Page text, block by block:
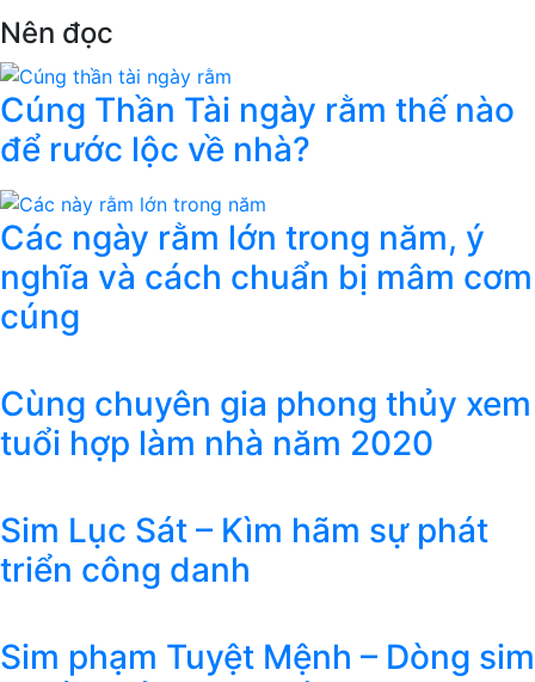
Nên đọc
Cúng Thần Tài ngày rằm thế nào
để rước lộc về nhà?
Các ngày rằm lớn trong năm, ý
nghĩa và cách chuẩn bị mâm cơm
cúng
Cùng chuyên gia phong thủy xem
tuổi hợp làm nhà năm 2020
Sim Lục Sát – Kìm hãm sự phát
triển công danh
Sim phạm Tuyệt Mệnh – Dòng sim